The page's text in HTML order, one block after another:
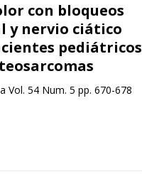
con bloqueos
y nervio ciático
pediátricos
Vol. 54 Num. 5 pp. 670-678